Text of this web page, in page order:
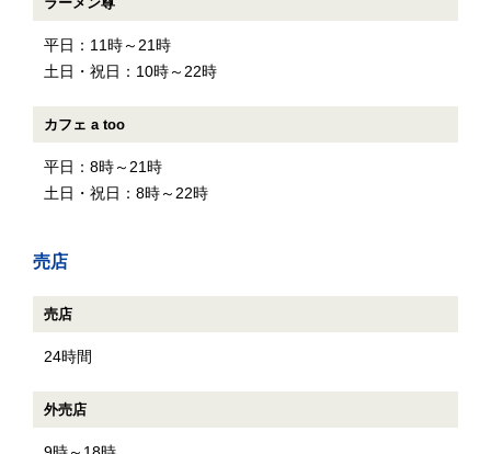
平日：11時～21時
土日・祝日：10時～22時
カフェ a too
平日：8時～21時
土日・祝日：8時～22時
売店
売店
24時間
外売店